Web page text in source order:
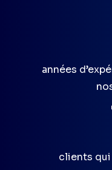
années
clients